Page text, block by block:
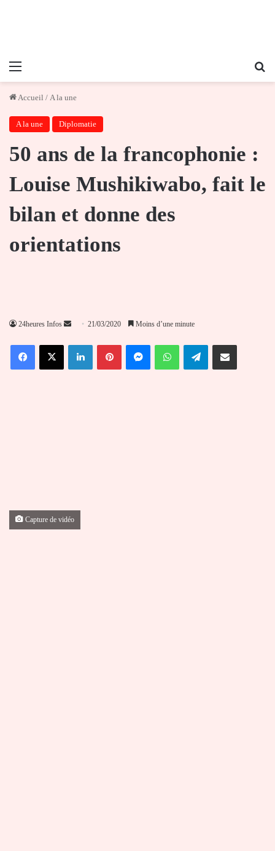
Menu
Accueil / A la une
A la une Diplomatie
50 ans de la francophonie :
Louise Mushikiwabo, fait le
bilan et donne des
orientations
24heures Infos
Envoyer
courriel
21/03/2020 Moins d’une minute
FacebookX LinkedinPinterestMessengerWhatsAppTelegramPartager par email
Capture de vidéo